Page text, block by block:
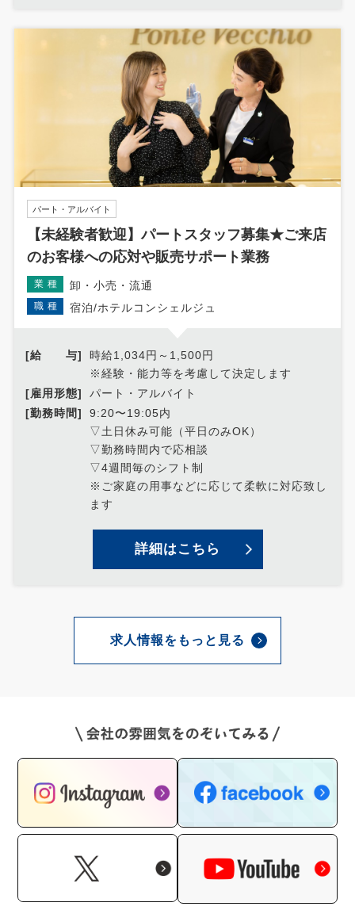
パート・アルバイト
【未経験者歓迎】パートスタッフ募集★ご来店
のお客様への応対や販売サポート業務
業種 卸・小売・流通
職種 宿泊/ホテルコンシェルジュ
[給 与]
時給1,034円～1,500円
※経験・能力等を考慮して決定します
[雇用形態]
パート・アルバイト
[勤務時間]
9:20〜19:05内
▽土日休み可能（平日のみOK）
▽勤務時間内で応相談
▽4週間毎のシフト制
※ご家庭の用事などに応じて柔軟に対応致し
ます
詳細はこちら
求人情報をもっと見る